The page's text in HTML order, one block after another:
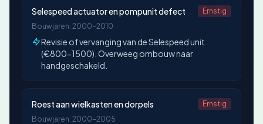
Selespeed actuator en pompunit defect
Ernstig
Bouwjaren: 2000-2010
Revisie of vervanging van de Selespeed unit
(€800-1500). Overweeg ombouw naar
handgeschakeld.
Roest aan wielkasten en dorpels
Ernstig
Bouwjaren: 2000-2005